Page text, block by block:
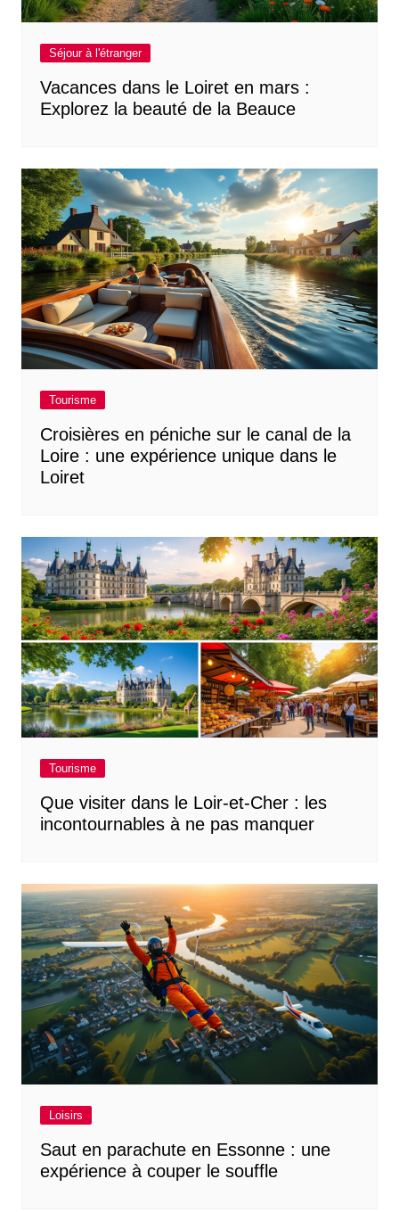
Séjour à l'étranger
Vacances dans le Loiret en mars :
Explorez la beauté de la Beauce
Tourisme
Croisières en péniche sur le canal de la
Loire : une expérience unique dans le
Loiret
Tourisme
Que visiter dans le Loir-et-Cher : les
incontournables à ne pas manquer
Loisirs
Saut en parachute en Essonne : une
expérience à couper le souffle